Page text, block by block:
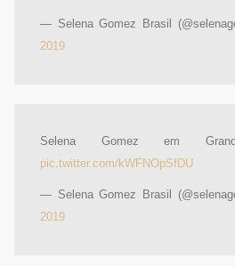
— Selena Gomez Brasil
2019
Selena Gomez em
pic.twitter.com/kWFNOpSfDU
— Selena Gomez Brasil
2019